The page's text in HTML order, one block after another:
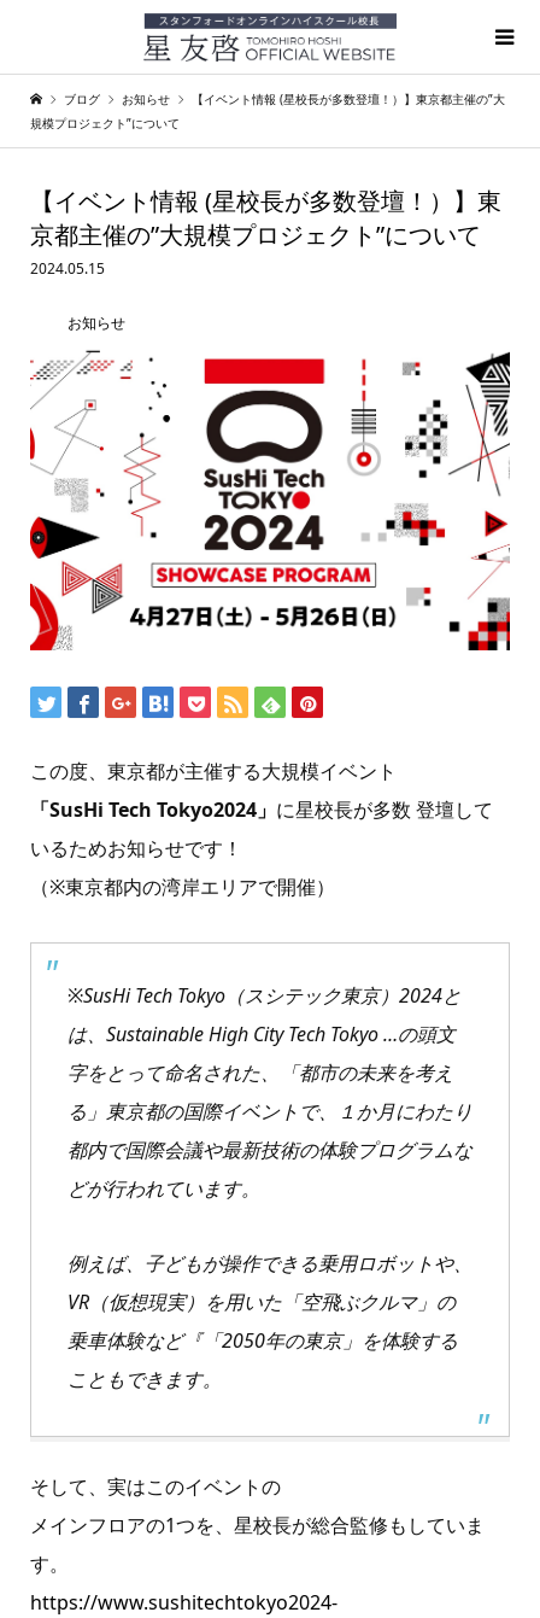
ブログ お知らせ
【イベント情報 (星校長が多数登壇！）】東京都主催の”大
規模プロジェクト”について
【イベント情報 (星校長が多数登壇！）】東
京都主催の”大規模プロジェクト”について
2024.05.15
お知らせ
この度、東京都が主催する大規模イベント
「SusHi Tech Tokyo2024」 に星校長が多数 登壇して
いるためお知らせです！
（※東京都内の湾岸エリアで開催）
※SusHi Tech Tokyo（スシテック東京）2024と
は、Sustainable High City Tech Tokyo …の頭文
字をとって命名された、「都市の未来を考え
る」東京都の国際イベントで、１か月にわたり
都内で国際会議や最新技術の体験プログラムな
どが行われています。
例えば、子どもが操作できる乗用ロボットや、
VR（仮想現実）を用いた「空飛ぶクルマ」の
乗車体験など『「2050年の東京」を体験する
こともできます。
そして、実はこのイベントの
メインフロアの1つを、星校長が総合監修もしていま
す。
https://www.sushitechtokyo2024-